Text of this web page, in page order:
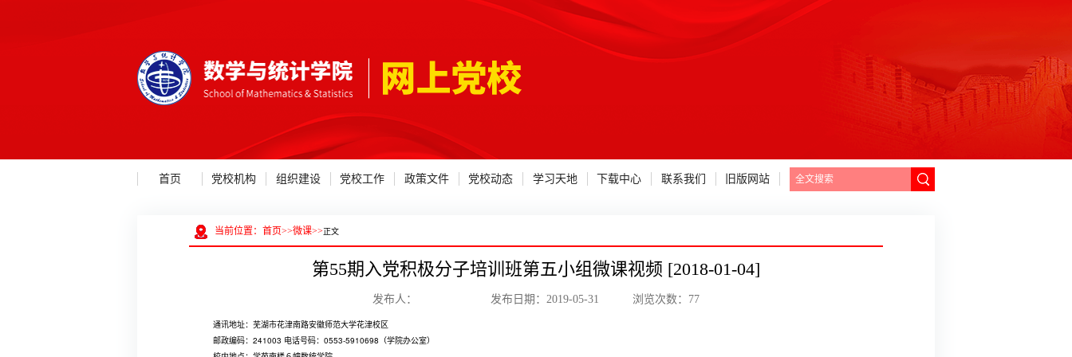
首页 党校机构 组织建设 党校工作 政策文件 党校动态 学习天地 下载中心 联系我们 旧版网站
当前位置： 首页>>微课>>正文
第55期入党积极分子培训班第五小组微课视频 [2018-01-04]
发布人： 发布日期：2019-05-31 浏览次数： 77
通讯地址：芜湖市花津南路安徽师范大学花津校区
邮政编码：241003 电话号码：0553-5910698（学院办公室）